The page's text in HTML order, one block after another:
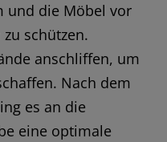
und die Möbel vor
schützen.
anschliffen, um
Nach dem
es an die
eine optimale